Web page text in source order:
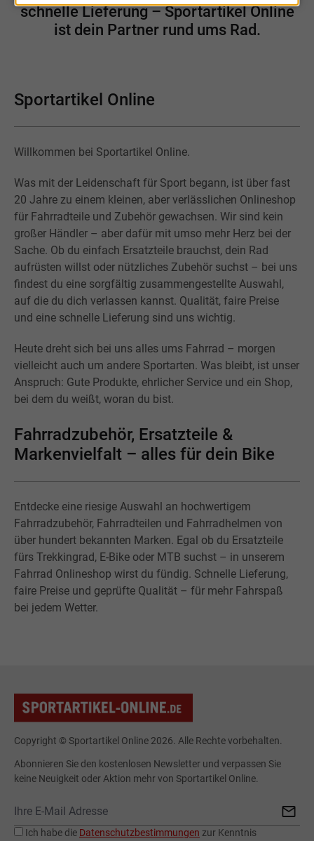
schnelle Lieferung – Sportartikel Online
ist dein Partner rund ums Rad.
Sportartikel Online
Willkommen bei Sportartikel Online.
Was mit der Leidenschaft für Sport begann, ist über fast
20 Jahre zu einem kleinen, aber verlässlichen Onlineshop
für Fahrradteile und Zubehör gewachsen. Wir sind kein
großer Händler – aber dafür mit umso mehr Herz bei der
Sache. Ob du einfach Ersatzteile brauchst, dein Rad
aufrüsten willst oder nützliches Zubehör suchst – bei uns
findest du eine sorgfältig zusammengestellte Auswahl,
auf die du dich verlassen kannst. Qualität, faire Preise
und eine schnelle Lieferung sind uns wichtig.
Heute dreht sich bei uns alles ums Fahrrad – morgen
vielleicht auch um andere Sportarten. Was bleibt, ist unser
Anspruch: Gute Produkte, ehrlicher Service und ein Shop,
bei dem du weißt, woran du bist.
Fahrradzubehör, Ersatzteile &
Markenvielfalt – alles für dein Bike
Entdecke eine riesige Auswahl an hochwertigem
Fahrradzubehör, Fahrradteilen und Fahrradhelmen von
über hundert bekannten Marken. Egal ob du Ersatzteile
fürs Trekkingrad, E-Bike oder MTB suchst – in unserem
Fahrrad Onlineshop wirst du fündig. Schnelle Lieferung,
faire Preise und geprüfte Qualität – für mehr Fahrspaß
bei jedem Wetter.
Copyright © Sportartikel Online 2026. Alle Rechte vorbehalten.
Abonnieren Sie den kostenlosen Newsletter und verpassen Sie
keine Neuigkeit oder Aktion mehr von Sportartikel Online.
Ich habe die Datenschutzbestimmungen zur Kenntnis